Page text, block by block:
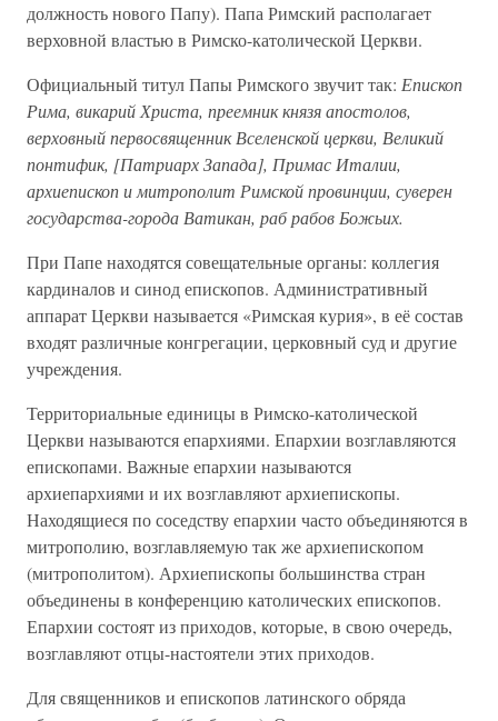
должность нового Папу). Папа Римский располагает
верховной властью в Римско-католической Церкви.
Официальный титул Папы Римского звучит так: Епископ
Рима, викарий Христа, преемник князя апостолов,
верховный первосвященник Вселенской церкви, Великий
понтифик, [Патриарх Запада], Примас Италии,
архиепископ и митрополит Римской провинции, суверен
государства-города Ватикан, раб рабов Божьих.
При Папе находятся совещательные органы: коллегия
кардиналов и синод епископов. Административный
аппарат Церкви называется «Римская курия», в её состав
входят различные конгрегации, церковный суд и другие
учреждения.
Территориальные единицы в Римско-католической
Церкви называются епархиями. Епархии возглавляются
епископами. Важные епархии называются
архиепархиями и их возглавляют архиепископы.
Находящиеся по соседству епархии часто объединяются в
митрополию, возглавляемую так же архиепископом
(митрополитом). Архиепископы большинства стран
объединены в конференцию католических епископов.
Епархии состоят из приходов, которые, в свою очередь,
возглавляют отцы-настоятели этих приходов.
Для священников и епископов латинского обряда